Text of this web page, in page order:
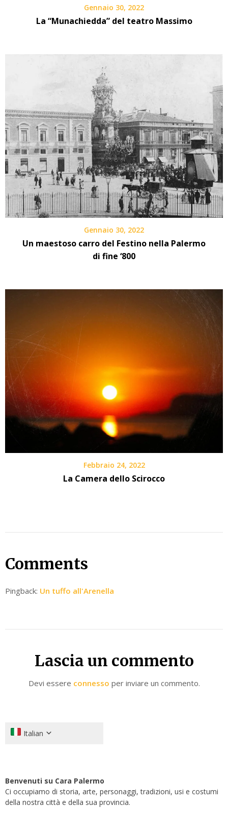
Gennaio 30, 2022
La “Munachiedda” del teatro Massimo
Gennaio 30, 2022
Un maestoso carro del Festino nella Palermo
di fine ‘800
Febbraio 24, 2022
La Camera dello Scirocco
Comments
Pingback: Un tuffo all'Arenella
Lascia un commento
Devi essere connesso per inviare un commento.
Italian
Benvenuti su Cara Palermo
Ci occupiamo di storia, arte, personaggi, tradizioni, usi e costumi
della nostra città e della sua provincia.